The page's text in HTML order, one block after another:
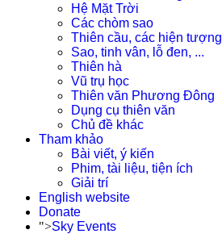
Hệ Mặt Trời
Các chòm sao
Thiên cầu, các hiện tượng
Sao, tinh vân, lỗ đen, ...
Thiên hà
Vũ trụ học
Thiên văn Phương Đông
Dụng cụ thiên văn
Chủ đề khác
Tham khảo
Bài viết, ý kiến
Phim, tài liệu, tiện ích
Giải trí
English website
Donate
">Sky Events